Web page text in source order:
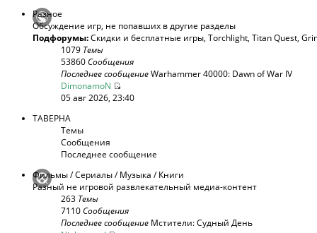
Разное
Обсуждение игр, не попавших в другие разделы
Подфорумы:Скидки и бесплатные игры, Torchlight, Titan Quest,
1079 Темы
53860Сообщения
Последнее сообщениеWarhammer 40000: Dawn of War IV
DimonamoN
05 авг 2026, 23:40
ТАВЕРНА
Темы
Сообщения
Последнее сообщение
Фильмы / Сериалы / Музыка / Книги
Разный не игровой развлекательный медиа-контент
263 Темы
7110Сообщения
Последнее сообщение Мстители: Судный День